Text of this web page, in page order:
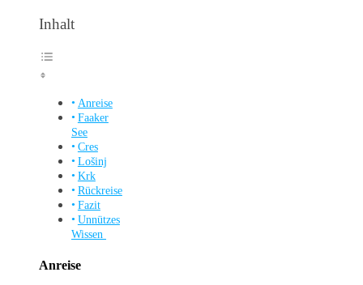
Inhalt
Anreise
Faaker
See
Cres
Lošinj
Krk
Rückreise
Fazit
Unnützes
Wissen
Anreise